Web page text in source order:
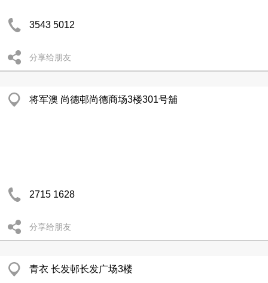
3543 5012
分享给朋友
将军澳 尚德邨尚德商场3楼301号舖
2715 1628
分享给朋友
青衣 长发邨长发广场3楼